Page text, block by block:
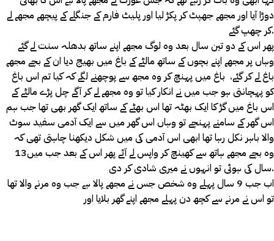
دوڑا آیا اور مجھے جھپٹ کر پکڑ لیا اور پلیٹ فارم کے جنگلے کے پیچھے مجھے لے
کر چھپ گئے.
پھر اس کے دو تین سال بعد وہ لوگ مجھے اپنے ساتھ بدھلہ سنت لے گئے
وہاں پر مجھے اپنے بچوں کے ساتھ مالٹے کے باغ میں بھیج دیا ان کے بچے مجھے
باغ لے کر گئے. باغ میں پہنچ کر وہ مجھ سے پوچھنے لگے کہ کیا تم اس باغ
کو پہچانتی ہو جب میں نے انکار کیا تو وہ مجھے لے کر آگے چل پڑے مالٹے کے
اس باغ میں گڑ کا ایک بھٹہ تھا اس بھٹے کے ساتھ ایک گھر بھی تھا جب ہم
اس گھر کے سامنے پہنچے تو وہاں اس گھر میں سے ایک آدمی سفید سوٹ
والا باہر نکل رہا تھا ابھی اس آدمی کی میں شکل دیکھنا چاہتی تھی کہ
وہ بچے مجھے ہاتھ سے کھینچ کر واپس لے آئے پھر اس کے بعد جب میں13
سال کی ہوئی تو انہوں نے میری شادی کر دی.
اب جب 9 سال پہلے وہ شخص جس نے مجھے پالا ہے جب وہ مرنے والا تھا
تو اس نے مرنے سے کچھ دن پہلے مجھے اپنے گھر بلایا اور